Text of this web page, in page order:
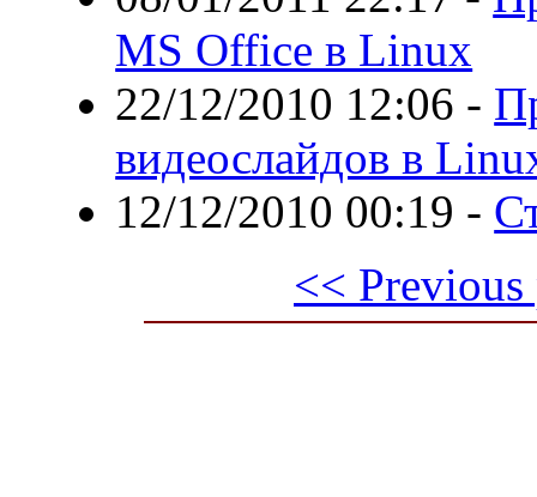
MS Office в Linux
22/12/2010 12:06 -
видеослайдов в
12/12/2010 00:19 -
<< Previous